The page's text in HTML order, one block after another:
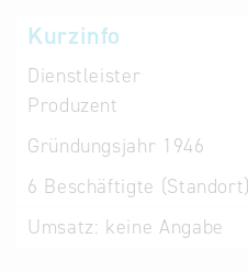
Kurzinfo
Dienstleister
Produzent
Gründungsjahr 1946
6 Beschäftigte (Standort)
Umsatz: keine Angabe